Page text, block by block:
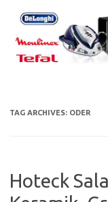
content
TAG ARCHIVES: ODER
Hoteck